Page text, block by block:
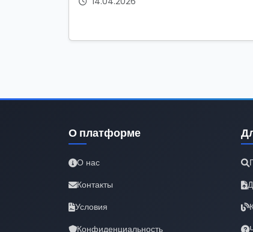
О платформе
О нас
Контакты
Условия
Конфиденциальность